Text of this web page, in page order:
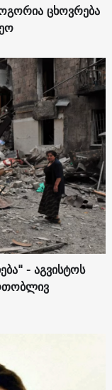
ცხოვრება
- აგვისტოს